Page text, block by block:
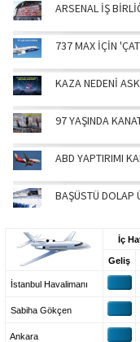
ARSENAL İŞ
737 MAX İÇİN
KAZA NEDENİ
97 YAŞINDA
ABD YAPTIRIMI
BAŞÜSTÜ DOLAP
İç
Geliş
İstanbul Havalimanı
Sabiha Gökçen
Ankara